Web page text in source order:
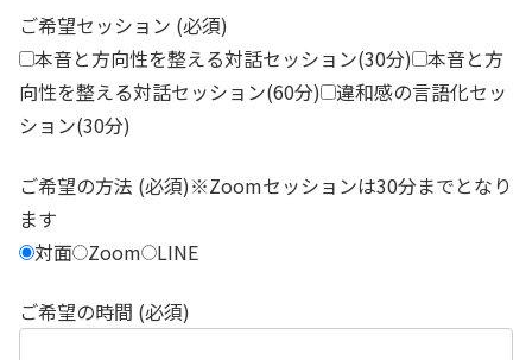
ご希望セッション (必須)
本音と方向性を整える対話セッション(30分) 本音と方
向性を整える対話セッション(60分) 違和感の言語化セッ
ション(30分)
ご希望の方法 (必須)※Zoomセッションは30分までとなり
ます
対面 Zoom LINE
ご希望の時間 (必須)